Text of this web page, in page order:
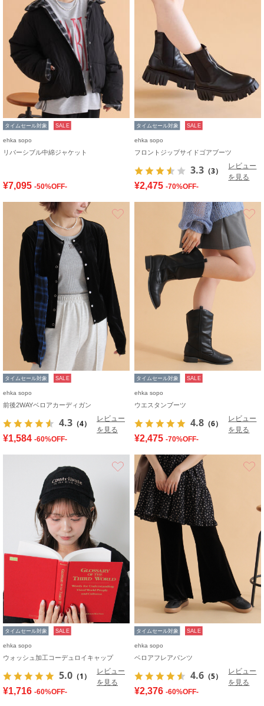
タイムセール対象 SALE
ehka sopo
リバーシブル中綿ジャケット
¥7,095 -50%OFF-
タイムセール対象 SALE
ehka sopo
フロントジップサイドゴアブーツ
3.3 （3）
レビュー
を見る
¥2,475 -70%OFF-
タイムセール対象 SALE
ehka sopo
前後2WAYベロアカーディガン
4.3 （4）
レビュー
を見る
¥1,584 -60%OFF-
タイムセール対象 SALE
ehka sopo
ウエスタンブーツ
4.8 （6）
レビュー
を見る
¥2,475 -70%OFF-
お気に入り
タイムセール対象 SALE
ehka sopo
ウォッシュ加工コーデュロイキャップ
5.0 （1）
レビュー
を見る
¥1,716 -60%OFF-
タイムセール対象 SALE
ehka sopo
ベロアフレアパンツ
4.6 （5）
レビュー
を見る
¥2,376 -60%OFF-